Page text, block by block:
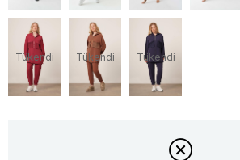
Tükendi Tükendi Tükendi